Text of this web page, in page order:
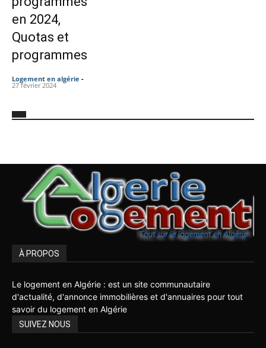
en 2024,
Quotas et
programmes
Logement en algérie -
27 février 2024
À PROPOS
Le logement en Algérie : est un site communautaire
d'actualité, d'annonce immobilières et d'annuaires pour tout
savoir du logement en Algérie
SUIVEZ NOUS